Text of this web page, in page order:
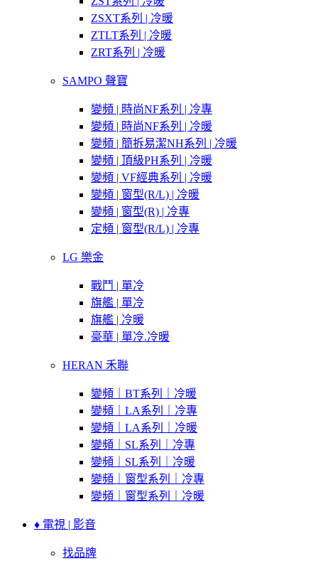
ZSXT系列 | 冷暖
ZTLT系列 | 冷暖
ZRT系列 | 冷暖
SAMPO 聲寶
變頻 | 時尚NF系列 | 冷專
變頻 | 時尚NF系列 | 冷暖
變頻 | 簡拆易潔NH系列 | 冷暖
變頻 | 頂級PH系列 | 冷暖
變頻 | VF經典系列 | 冷暖
變頻 | 窗型(R/L) | 冷暖
變頻 | 窗型(R) | 冷專
定頻 | 窗型(R/L) | 冷專
LG 樂金
戰鬥 | 單冷
旗艦 | 單冷
旗艦 | 冷暖
豪華 | 單冷.冷暖
HERAN 禾聯
變頻｜BT系列｜冷暖
變頻｜LA系列｜冷專
變頻｜LA系列｜冷暖
變頻｜SL系列｜冷專
變頻｜SL系列｜冷暖
變頻｜窗型系列｜冷專
變頻｜窗型系列｜冷暖
♦ 電視 | 影音
找品牌